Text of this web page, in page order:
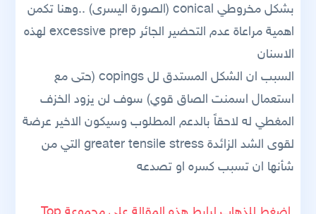
بشكل مخروطي conical (الصورة اليسرى) ..وهنا تكمن
اهمية مراعاة عدم التحضير الجائر excessive prep لهذه
الاسنان
السبب ان الشكل المستدق لل copings (حتى مع
استعمال اسمنت الصاق قوي) سوف لن يزود الخزف
المغطي له لاحقاً بالدعم المطلوب وسيكون الاخير عرضة
لقوى الشد الزائدة greater tensile stress التي من
شأنها ان تسبب كسره او تصدعه